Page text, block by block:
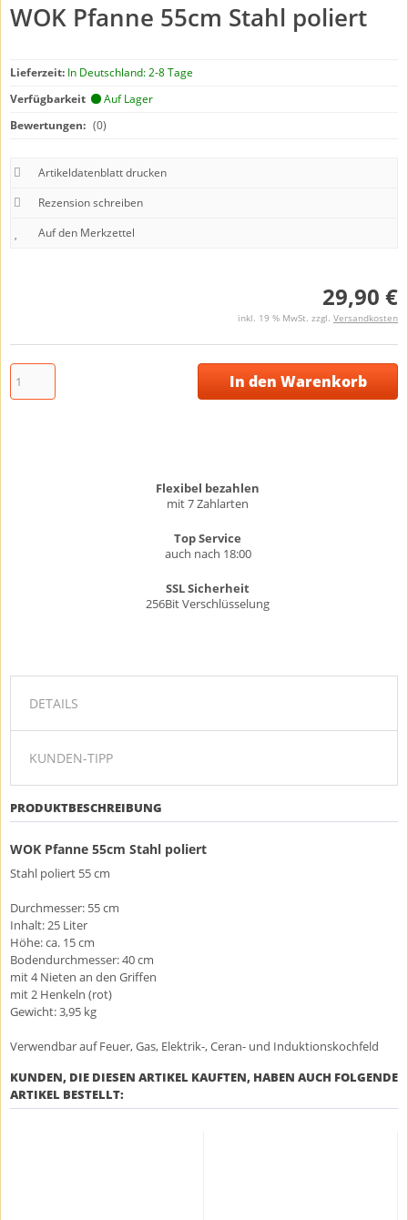
WOK Pfanne 55cm Stahl poliert
Lieferzeit: In Deutschland: 2-8 Tage
Verfügbarkeit
Auf Lager
Bewertungen: (0)
Artikeldatenblatt drucken
Rezension schreiben
29,90 €
inkl. 19 % MwSt. zzgl. Versandkosten
In den Warenkorb
Flexibel bezahlen
mit 7 Zahlarten
Top Service
auch nach 18:00
SSL Sicherheit
256Bit Verschlüsselung
DETAILS
KUNDEN-TIPP
PRODUKTBESCHREIBUNG
WOK Pfanne 55cm Stahl poliert
Stahl poliert 55 cm
Durchmesser: 55 cm
Inhalt: 25 Liter
Höhe: ca. 15 cm
Bodendurchmesser: 40 cm
mit 4 Nieten an den Griffen
mit 2 Henkeln (rot)
Gewicht: 3,95 kg
Verwendbar auf Feuer, Gas, Elektrik-, Ceran- und Induktionskochfeld
KUNDEN, DIE DIESEN ARTIKEL KAUFTEN, HABEN AUCH FOLGENDE
ARTIKEL BESTELLT: